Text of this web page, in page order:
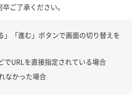
卒ご了承ください。
」「進む」ボタンで画面の切り替えを
でURLを直接指定されている場合
なかった場合